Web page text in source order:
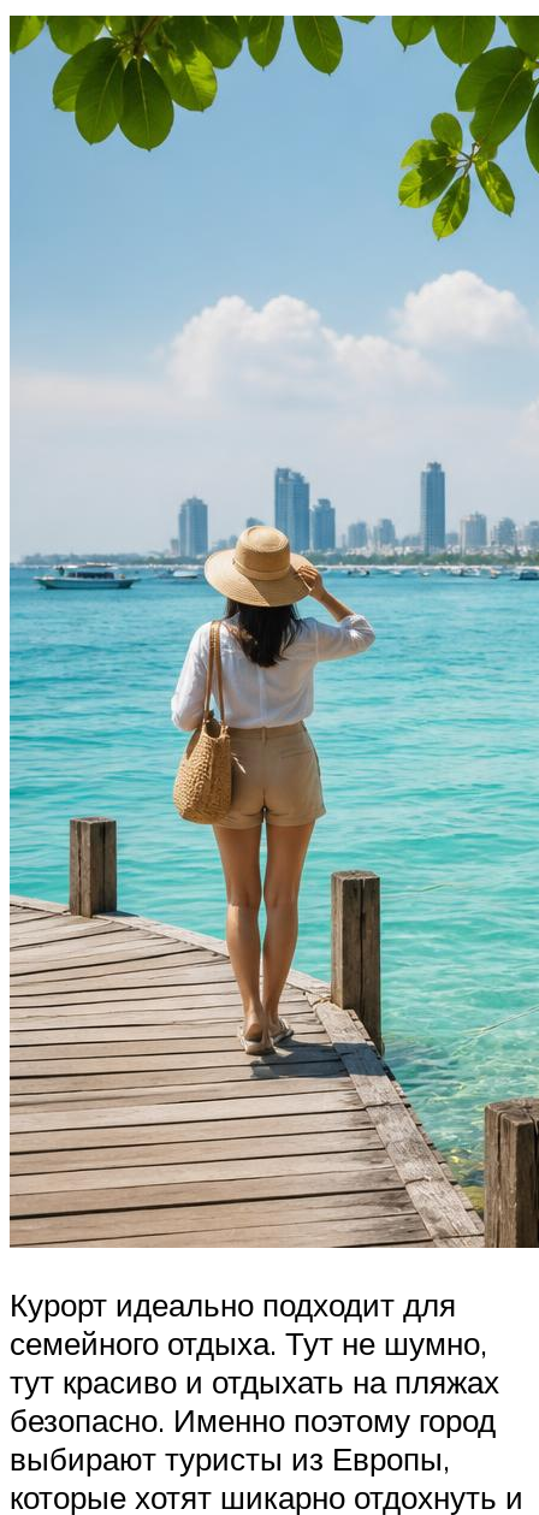
Курорт идеально подходит для
семейного отдыха. Тут не шумно,
тут красиво и отдыхать на пляжах
безопасно. Именно поэтому город
выбирают туристы из Европы,
которые хотят шикарно отдохнуть и